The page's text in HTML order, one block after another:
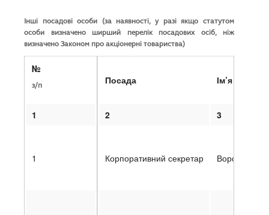
Інші посадові особи (за наявності, у разі якщо статутом
особи визначено ширший перелік посадових осіб, ніж
визначено Законом про акціонерні товариства)
Посада Ім’я
2 3
Корпоративний секретар Воробець
№
з/п
1
1